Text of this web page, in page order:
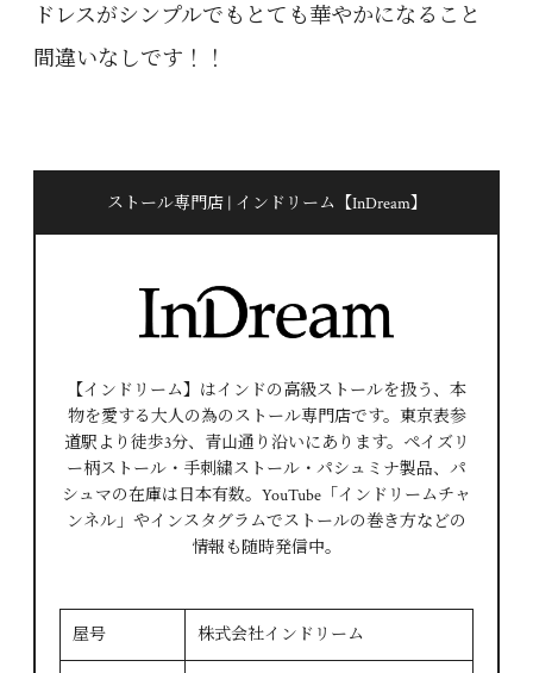
ドレスがシンプルでもとても華やかになること
間違いなしです！！
ストール専門店 | インドリーム【InDream】
【インドリーム】はインドの高級ストールを扱う、本
物を愛する大人の為のストール専門店です。東京表参
道駅より徒歩3分、青山通り沿いにあります。ペイズリ
ー柄ストール・手刺繍ストール・パシュミナ製品、パ
シュマの在庫は日本有数。YouTube「インドリームチャ
ンネル」やインスタグラムでストールの巻き方などの
情報も随時発信中。
屋号 株式会社インドリーム